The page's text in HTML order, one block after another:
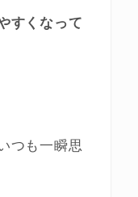
すくなって
つも一瞬思